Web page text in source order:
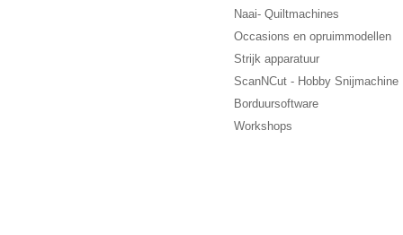
Naai- Quiltmachines
Occasions en opruimmodellen
Strijk apparatuur
ScanNCut - Hobby Snijmachine
Borduursoftware
Workshops